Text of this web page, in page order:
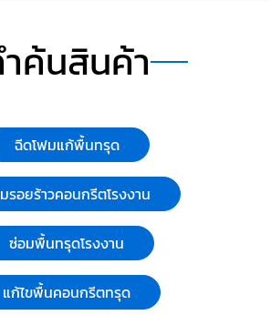
ค้นสินค้า
ฉีดโฟมแก้พื้นทรุด
รอยร้าวคอนกรีตโรงงาน
ซ่อมพื้นทรุดโรงงาน
แก้ไขพื้นคอนกรีตทรุด